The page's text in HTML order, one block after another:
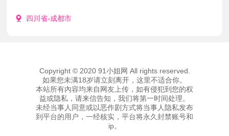
四川省-成都市
Copyright © 2020 91小姐网 All rights reserved.
如果您未满18岁请立刻离开，这里不适合你。
本站所有內容均来自网友上传，如有侵犯到您的权
益或隐私，请来信告知，我们将第一时间处理。
未经当事人同意或以恶作剧方式将当事人隐私发布
到平台的用户，一经核实，平台将永久封禁账号和
ip。